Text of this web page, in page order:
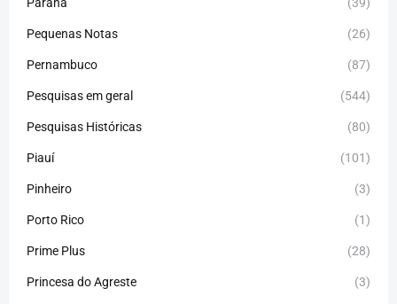
Pequenas Notas (26)
Pernambuco (87)
Pesquisas em geral (544)
Pesquisas Históricas (80)
Piauí (101)
Pinheiro (3)
Porto Rico (1)
Prime Plus (28)
Princesa do Agreste (3)